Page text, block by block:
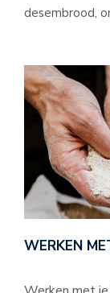
desembrood,
WERKEN